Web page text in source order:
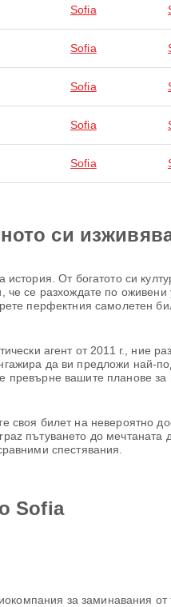
Sofia
Sofia
Sofia
Sofia
Sofia
си
От богатото си
се разхождате по оживени
перфектния самолетен
агент от 2011 г., ние
да ви предложи най-
вашите планове за
своя билет на невероятно
пътуването до мечтаната
спестявания.
Sofia
за заминавания от